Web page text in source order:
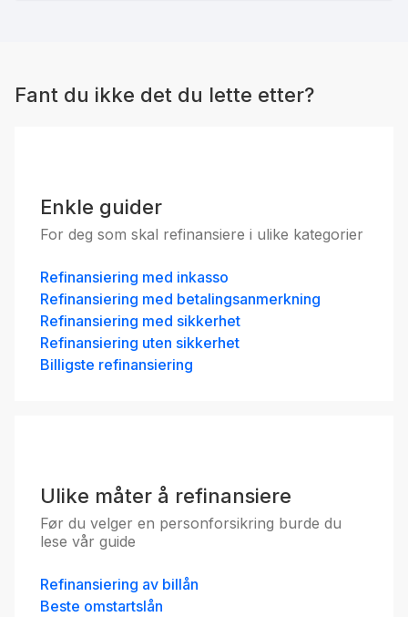
Fant du ikke det du lette etter?
Enkle guider
For deg som skal refinansiere i ulike kategorier
Refinansiering med inkasso
Refinansiering med betalingsanmerkning
Refinansiering med sikkerhet
Refinansiering uten sikkerhet
Billigste refinansiering
Ulike måter å refinansiere
Før du velger en personforsikring burde du
lese vår guide
Refinansiering av billån
Beste omstartslån